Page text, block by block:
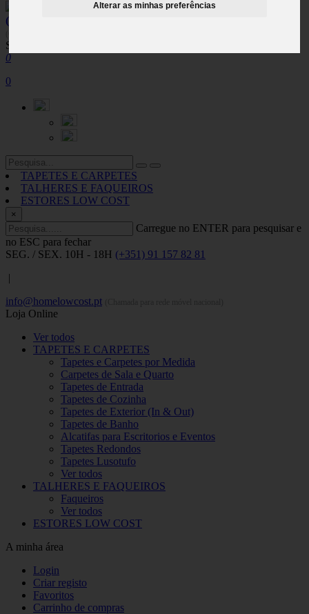
Alterar as minhas preferências
(+351) 91 157 82 81
SEG. / SEX. 10H - 18H
0
0
TAPETES E CARPETES
TALHERES E FAQUEIROS
ESTORES LOW COST
×
Carregue no ENTER para pesquisar e
no ESC para fechar
SEG. / SEX. 10H - 18H (+351) 91 157 82 81
|
info@homelowcost.pt
Loja Online
Ver todos
TAPETES E CARPETES
Tapetes e Carpetes por Medida
Carpetes de Sala e Quarto
Tapetes de Entrada
Tapetes de Cozinha
Tapetes de Exterior (In & Out)
Tapetes de Banho
Alcatifas para Escritorios e Eventos
Tapetes Redondos
Tapetes Lusotufo
Ver todos
TALHERES E FAQUEIROS
Faqueiros
Ver todos
ESTORES LOW COST
A minha área
Login
Criar registo
Favoritos
Carrinho de compras